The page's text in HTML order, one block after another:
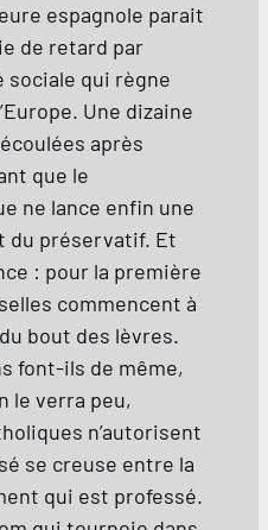
espagnole parait
de retard par
sociale qui règne
Une dizaine
après
que le
ne lance enfin une
du préservatif. Et
: pour la première
commencent à
bout des lèvres.
font-ils de même,
le verra peu,
n’autorisent
se creuse entre la
qui est professé.